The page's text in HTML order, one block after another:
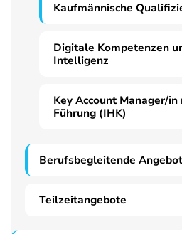
Kaufmännische
Digitale Kompetenzen
Intelligenz
Key Account Manager/
Führung (IHK)
Berufsbegleitende
Teilzeitangebote